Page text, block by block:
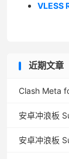
VLESS
近期文章
Clash Meta
安卓冲浪板
安卓冲浪板